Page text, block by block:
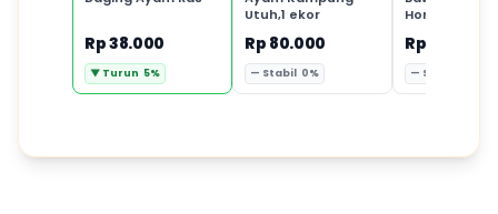
Rp 38.000
▼ Turun 5%
Utuh,1 ekor
Rp 80.000
— Stabil 0%
Honan,1 kg
Rp 35.000
— Stabil 0%